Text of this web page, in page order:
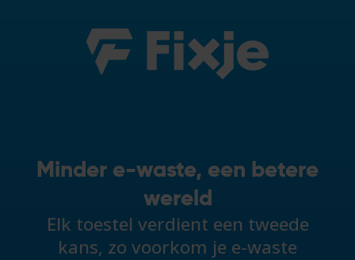
Minder e-waste, een betere
wereld
Elk toestel verdient een tweede
kans, zo voorkom je e-waste